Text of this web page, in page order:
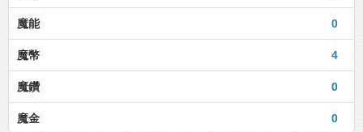
0
魔能
4
魔幣
0
魔鑽
0
魔金